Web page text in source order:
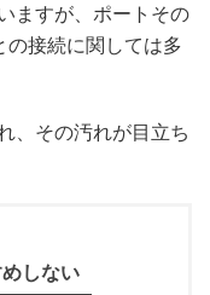
ますが、ポートその
の接続に関しては多
、その汚れが目立ち
しない